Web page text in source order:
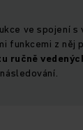
ve spojení s
funkcemi z něj
ručně